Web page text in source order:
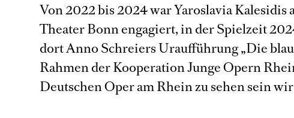
Von 2022 bis 2024 war Yaroslavia Kalesidis
Theater Bonn engagiert, in der Spielzeit
dort Anno Schreiers Uraufführung „Die
Rahmen der Kooperation Junge Opern
Deutschen Oper am Rhein zu sehen sein